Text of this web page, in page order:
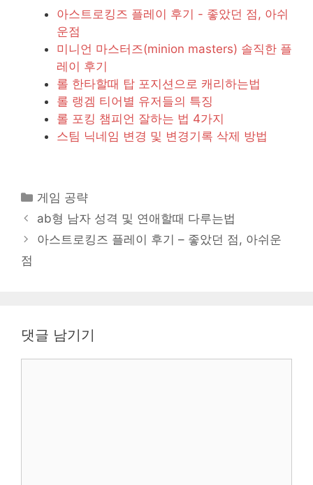
아스트로킹즈 플레이 후기 - 좋았던 점, 아쉬
운점
미니언 마스터즈(minion masters) 솔직한 플
레이 후기
롤 한타할때 탑 포지션으로 캐리하는법
롤 랭겜 티어별 유저들의 특징
롤 포킹 챔피언 잘하는 법 4가지
스팀 닉네임 변경 및 변경기록 삭제 방법
카
테
리
게임 공략
ab형 남자 성격 및 연애할때 다루는법
아스트로킹즈 플레이 후기 – 좋았던 점, 아쉬운
점
댓글 남기기